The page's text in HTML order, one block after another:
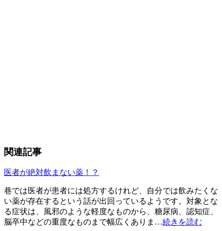
関連記事
医者が絶対飲まない薬！？
巷では医者が患者には処方するけれど、自分では飲みたくな
い薬が存在するという話が出回っているようです。対象とな
る症状は、風邪のような軽度なものから、糖尿病、認知症、
脳卒中などの重度なものまで幅広くありま…続きを読む